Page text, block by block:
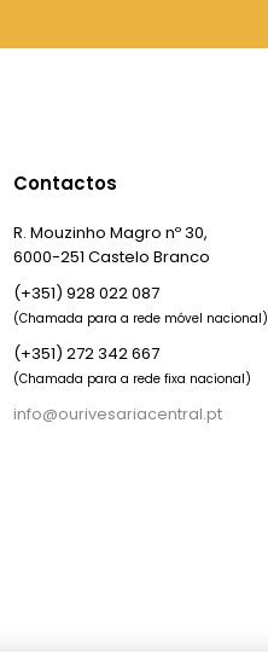
Contactos
R. Mouzinho Magro nº 30,
6000-251 Castelo Branco
(+351) 928 022 087
(Chamada para a rede móvel nacional)
(+351) 272 342 667
(Chamada para a rede fixa nacional)
info@ourivesariacentral.pt